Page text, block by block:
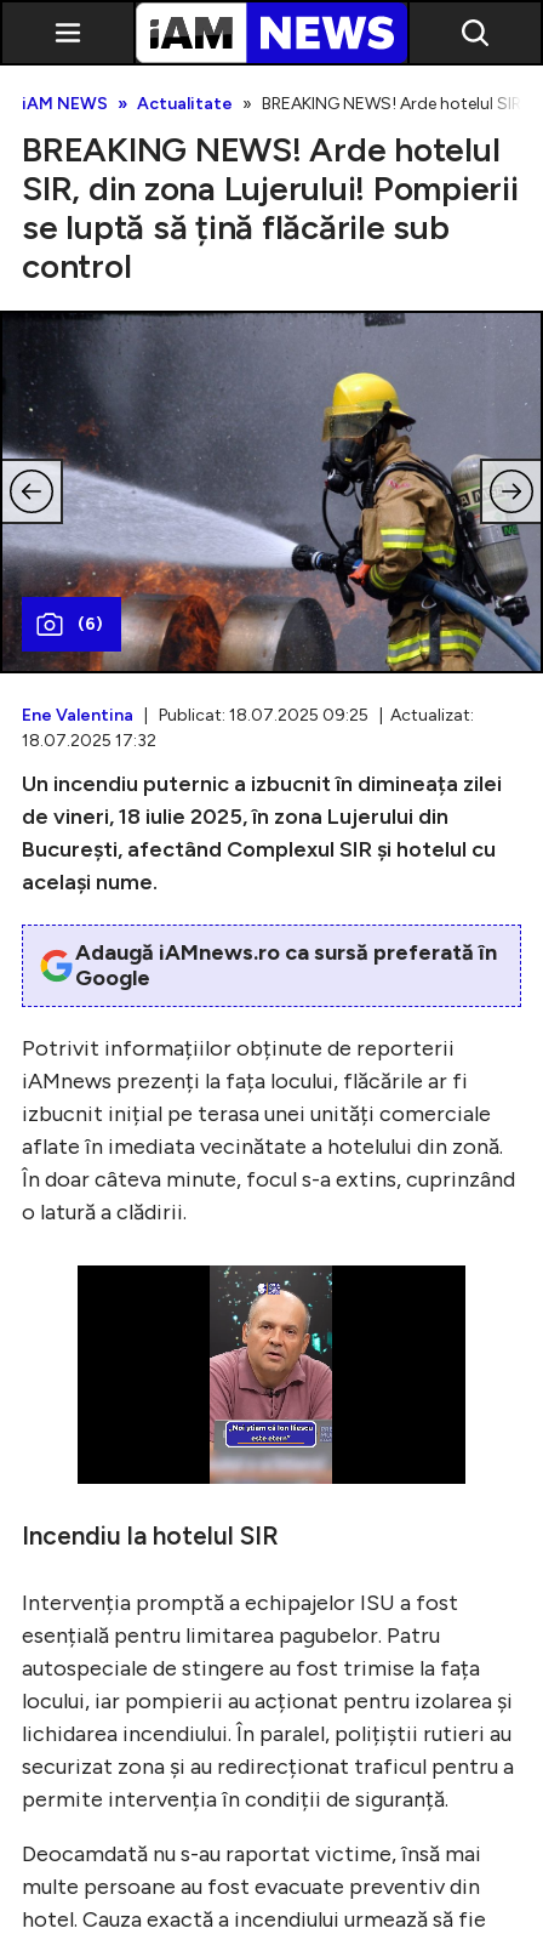
Intră în cont
Creează cont
iAM NEWS Actualitate BREAKING NEWS! Arde hotelul
BREAKING NEWS! Arde hotelul
SIR, din zona Lujerului! Pompierii
se luptă să țină flăcările sub
control
(6)
Ene Valentina | Publicat: 18.07.2025 09:25 | Actualizat:
18.07.2025 17:32
Un incendiu puternic a izbucnit în dimineața zilei
de vineri, 18 iulie 2025, în zona Lujerului din
București, afectând Complexul SIR și hotelul cu
același nume.
Adaugă iAMnews.ro ca sursă preferată în
Google
Potrivit informațiilor obținute de reporterii
iAMnews prezenți la fața locului, flăcările ar fi
izbucnit inițial pe terasa unei unități comerciale
aflate în imediata vecinătate a hotelului din zonă.
În doar câteva minute, focul s-a extins, cuprinzând
o latură a clădirii.
Incendiu la hotelul SIR
Intervenția promptă a echipajelor ISU a fost
esențială pentru limitarea pagubelor. Patru
autospeciale de stingere au fost trimise la fața
locului, iar pompierii au acționat pentru izolarea și
lichidarea incendiului. În paralel, polițiștii rutieri au
securizat zona și au redirecționat traficul pentru a
permite intervenția în condiții de siguranță.
Deocamdată nu s-au raportat victime, însă mai
multe persoane au fost evacuate preventiv din
hotel. Cauza exactă a incendiului urmează să fie